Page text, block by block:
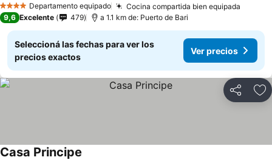
4 EstrellasDepartamento equipado Cocina compartida bien equipada
9,6 Excelente 479 a 1.1 km de: Puerto de Bari
Seleccioná las fechas para ver los
precios exactos
Ver precios
Compartir
Casa Principe